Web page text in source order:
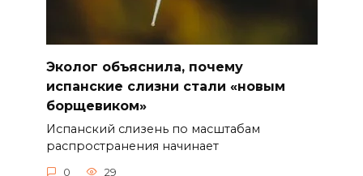
Эколог объяснила, почему
испанские слизни стали «новым
борщевиком»
Испанский слизень по масштабам
распространения начинает
0 29